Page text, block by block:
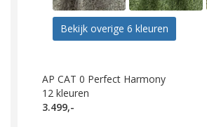
Bekijk overige 6 kleuren
AP CAT 0 Perfect Harmony
12 kleuren
3.499,-